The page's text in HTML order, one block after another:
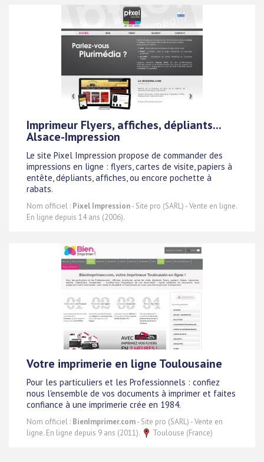
Imprimeur Flyers, affiches, dépliants...
Alsace-Impression
Le site Pixel Impression propose de commander des
impressions en ligne : flyers, cartes de visite, papiers à
entête, dépliants, affiches, ou encore pochette à
rabats.
Nom officiel : Pixel Impression- Site pro (SARL) - Vente en ligne.
En ligne depuis 14 ans (2006).
Votre imprimerie en ligne Toulousaine
Pour les particuliers et les Professionnels : confiez
nous l'ensemble de vos documents à imprimer et faites
confiance à une imprimerie crée en 1984.
Nom officiel : BienImprimer.com- Site pro (SARL) - Vente en
ligne. En ligne depuis 9 ans (2011).
Toulouse (France)